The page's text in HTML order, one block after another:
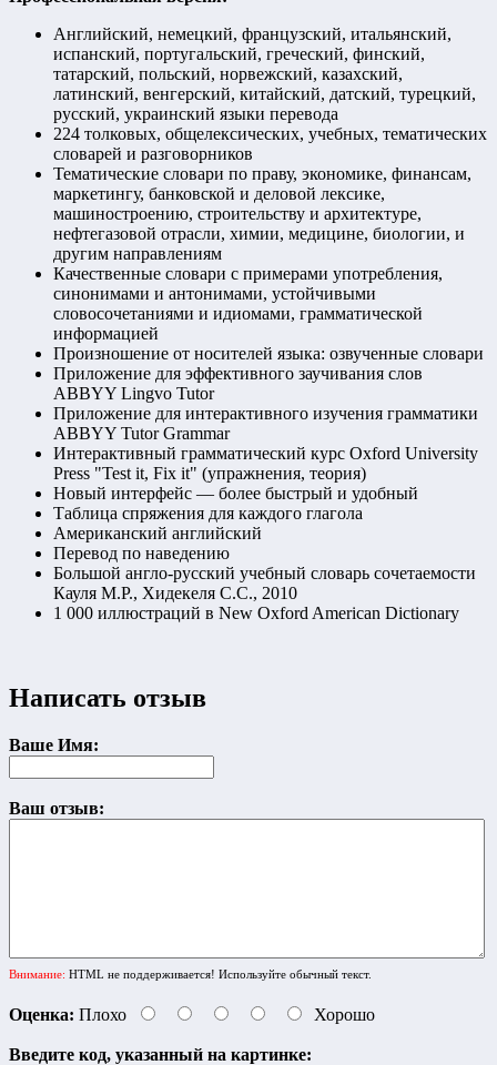
Английский, немецкий, французский, итальянский,
испанский, португальский, греческий, финский,
татарский, польский, норвежский, казахский,
латинский, венгерский, китайский, датский, турецкий,
русский, украинский языки перевода
224 толковых, общелексических, учебных, тематических
словарей и разговорников
Тематические словари по праву, экономике, финансам,
маркетингу, банковской и деловой лексике,
машиностроению, строительству и архитектуре,
нефтегазовой отрасли, химии, медицине, биологии, и
другим направлениям
Качественные словари с примерами употребления,
синонимами и антонимами, устойчивыми
словосочетаниями и идиомами, грамматической
информацией
Произношение от носителей языка: озвученные словари
Приложение для эффективного заучивания слов
ABBYY Lingvo Tutor
Приложение для интерактивного изучения грамматики
ABBYY Tutor Grammar
Интерактивный грамматический курс Oxford University
Press "Test it, Fix it" (упражнения, теория)
Новый интерфейс — более быстрый и удобный
Таблица спряжения для каждого глагола
Американский английский
Перевод по наведению
Большой англо-русский учебный словарь сочетаемости
Кауля М.Р., Хидекеля С.С., 2010
1 000 иллюстраций в New Oxford American Dictionary
Написать отзыв
Ваше Имя:
Ваш отзыв:
Внимание: HTML не поддерживается! Используйте обычный текст.
Оценка: Плохо Хорошо
Введите код, указанный на картинке: